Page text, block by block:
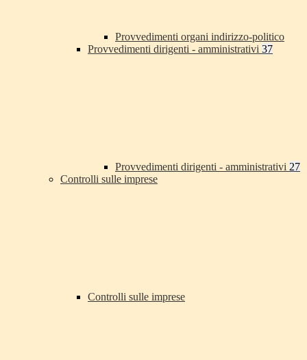
Provvedimenti organi indirizzo-politico
Provvedimenti dirigenti - amministrativi 37
Provvedimenti dirigenti - amministrativi 27
Controlli sulle imprese
Controlli sulle imprese